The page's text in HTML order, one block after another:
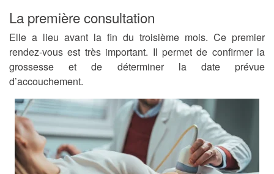
La première consultation
Elle a lieu avant la fin du troisième mois. Ce premier
rendez-vous est très important. Il permet de confirmer la
grossesse et de déterminer la date prévue
d’accouchement.